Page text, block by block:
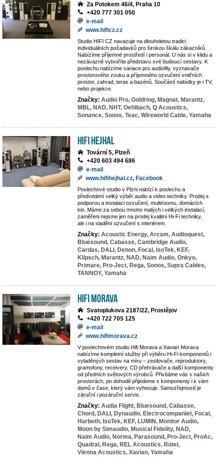
Za Potokem 46/4, Praha 10
+420 777 301 050
e-mail
www.hificz.cz
Studio HIFI CZ navazuje na dlouholetou tradici
individuálních požadavků pro širokou škálu zákazníků.
Nabízíme příjemné prostředí i personál. U nás si v klidu a
nezávazně vytvoříte představu své budoucí sestavy. K
poslechu nabízíme variace pro audiofily, vyznavače
prostorového zvuku a příjemného ozvučení vnitřních
prostor, zahrad, teras a bazénů. Součástí nabídky je i TV,
nebo projekce.
Značky: Audio Pro, Goldring, Magnat, Marantz,
MBL, NAD, NHT, Oehlbach, Q Acoustics,
Sonance, Sonos, Teac, Wireworld Cable, Yamaha
Hifi Hejhal
Tovární 5, Plzeň
+420 603 494 686
e-mail
www.hifihejhal.cz, Facebook
Poslechové studio v Plzni nabízí k poslechu a
předvedení velký výběr audio a video techniky. Prodej s
podporou a instalaci ozvučení, multiroomu, domácích
kin. Máme za sebou mnoho malých i velkých instalací,
zaměřeni nejsme jen na prodej kvalitní Hi-Fi techniky,
ale i na sladění ozvučení s interiérem.
Značky: Acoustic Energy, Arcam, Audioquest,
Bluesound, Cabasse, Cambridge Audio,
Cardas, DALI, Denon, Focal, IsoTek, KEF,
Klipsch, Marantz, NAD, Naim Audio, Onkyo,
Primare, Pro-Ject, Rega, Sonos, Supra Cables,
TANNOY, Yamaha
Hifi Morava
Svatoplukova 2187/22, Prostějov
+420 722 705 125
e-mail
www.hifimorava.cz
V poslechovém studiu Hifi Morava a Xavian Morava
nabízíme kompletní služby při výběru Hi-Fi komponentů i
vyladěných sestav na míru – zesilovače, reproduktory,
gramofony, receivery, CD přehrávače a další komponenty
od předních světových výrobců. Přivítáme vás v našich
prostorách, po dohodě přijedeme s komponenty i k vám
domů v čase, který vám vyhovuje. Samozřejmostí je
záruční i pozáruční servis.
Značky: Audia Flight, Bluesound, Cabasse,
Chord, DALI, Dynaudio, Electrocompaniet, Focal,
Harbeth, IsoTek, KEF, LUMIN, Monitor Audio,
Moon by Simaudio, Musical Fidelity, NAD,
Naim Audio, Norma, Parasound, Pro-Ject, ProAc,
Quadral, Rega, REL Acoustics, Rotel,
Vienna Acoustics, Xavian, Yamaha